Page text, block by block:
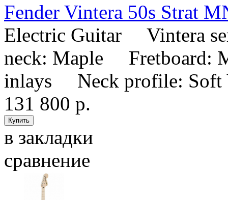
Fender Vintera 50s Strat
Electric Guitar Vintera
neck: Maple Fretboard:
inlays Neck profile:
131 800 р.
в закладки
сравнение